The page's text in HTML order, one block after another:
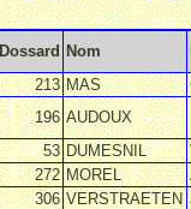
Dossard Nom
213 MAS
196 AUDOUX
53 DUMESNIL
272 MOREL
306 VERSTRAETEN